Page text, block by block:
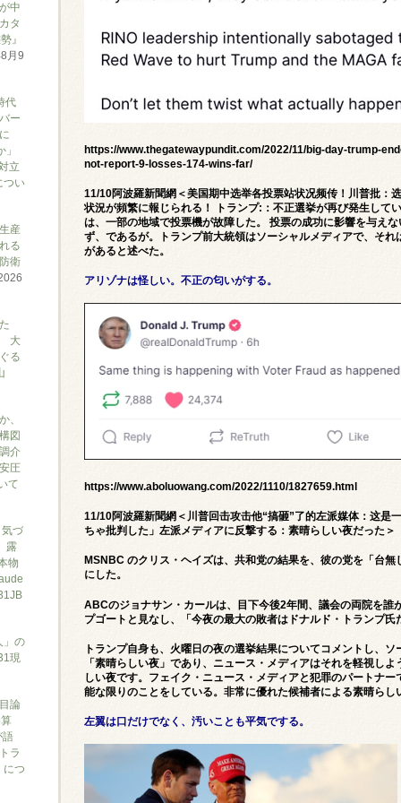
https://www.thegatewaypundit.com/2022/11/big-day-trump-
not-report-9-losses-174-wins-far/
11/10阿波羅新聞網＜美国期中选举各投票站状况频传！川普批：
状況が頻繁に報じられる！ トランプ:：不正選挙が再び発生して
は、一部の地域で投票機が故障した。 投票の成功に影響を与え
ず、であるが。トランプ前大統領はソーシャルメディアで、そ
があると述べた。
アリゾナは怪しい。不正の匂いがする。
https://www.aboluowang.com/2022/1110/1827659.html
11/10阿波羅新聞網＜川普回击攻击他“搞砸”了的左派媒体：这是
ちゃ批判した」左派メディアに反撃する：素晴らしい夜だった＞
MSNBC のクリス・ヘイズは、共和党の結果を、彼の党を「台
にした。
ABCのジョナサン・カールは、目下今後2年間、議会の両院を誰
プゴートと見なし、「今夜の最大の敗者はドナルド・トランプ氏
トランプ自身も、火曜日の夜の選挙結果についてコメントし、
「素晴らしい夜」であり、ニュース・メディアはそれを軽視し
しい夜です。フェイク・ニュース・メディアと犯罪のパートナ
能な限りのことをしている。非常に優れた候補者による素晴らし
左翼は口だけでなく、汚いことも平気でする。
中
タ
』
月9
代
ー
立
つい
産
る
衛
大
る
、
図
介
圧
て
づ
露
物
」の
現
論
語
ラ
つ